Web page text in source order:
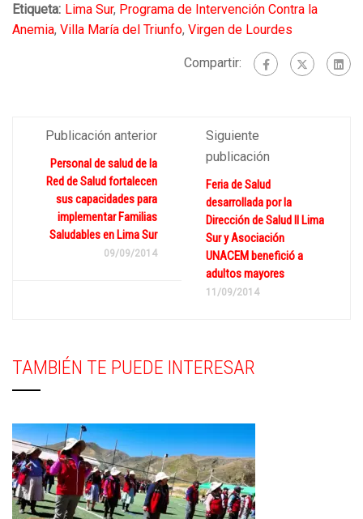
Etiqueta: Lima Sur, Programa de Intervención Contra la
Anemia, Villa María del Triunfo, Virgen de Lourdes
Compartir:
Publicación anterior
Personal de salud de la
Red de Salud fortalecen
sus capacidades para
implementar Familias
Saludables en Lima Sur
09/09/2014
Siguiente
publicación
Feria de Salud
desarrollada por la
Dirección de Salud II Lima
Sur y Asociación
UNACEM benefició a
adultos mayores
11/09/2014
TAMBIÉN TE PUEDE INTERESAR